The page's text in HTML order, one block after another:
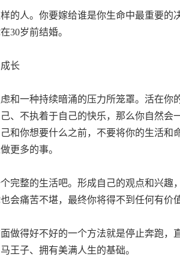
的人。你要嫁给谁是你生命中最重要的
30岁前结婚。
长
和一种持续暗涌的压力所笼罩。活在
、不执着于自己的快乐，那么你自然
和你想要什么之前，不要将你的生活
更多的事。
完整的生活吧。形成自己的观点和兴
会痛苦不堪，最终你将得不到任何有价
做得好不好的一个方法就是停止奔跑，
王子、拥有美满人生的基础。